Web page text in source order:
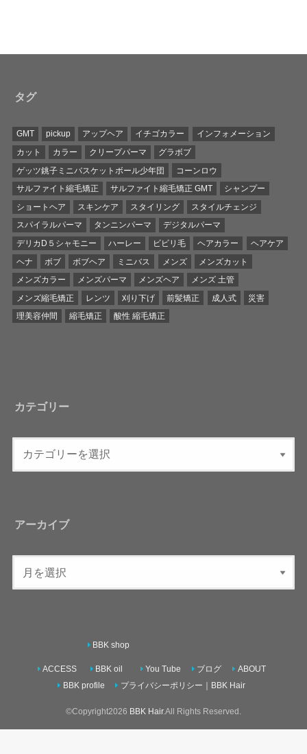
タグ
GMT pickup アップヘア イチゴカラー
インフォメーション
カット
カラー クリープパーマ
グラボブ
ゲッツ銚子ミニバスケットボール少年団
コーンロウ
サルファイト縮毛矯正
サルファイト縮毛矯正 GMT
シャンプー
ショートヘア
スキンケア スタイリング
スタイルチェンジ
スパイラルパーマ
タンニンパーマ
デジタルパーマ
デリカD５シャモニー
ハーレー ビビリ毛 ヘアカラー
ヘアケア
ヘナ
ボブ ボブヘア ミニバス メンズ
メンズカット
メンズカラー
メンズパーマ メンズヘア
メンズ 土管
メンズ縮毛矯正
レンツ 刈り下げ 前髪矯正 成人式
災害
理美容仲間
縮毛矯正 酸性 縮毛矯正
カテゴリー
アーカイブ
ACCESS
BBK shop
BBK oil You Tube ブログ
ABOUT
BBK profile
プライバシーポリシー｜BBK Hair
©Copyright2026 BBK Hair.All Rights Reserved.